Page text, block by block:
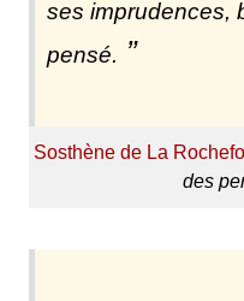
ses imprudences,
pensé.
Sosthène de La
des